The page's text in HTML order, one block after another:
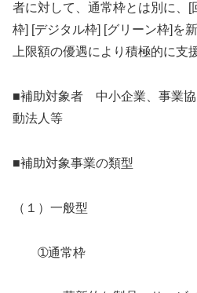
者に対して、通常枠とは別に、[
枠] [デジタル枠] [グリーン枠]を
上限額の優遇により積極的に支
■補助対象者 中小企業、事業
動法人等
■補助対象事業の類型
（１）一般型
➀通常枠